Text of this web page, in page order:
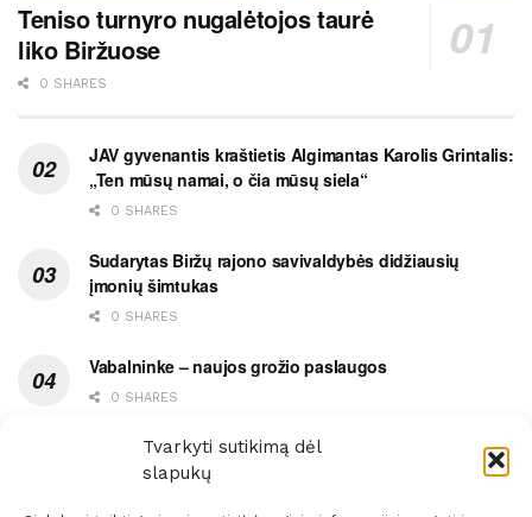
Tvarkyti sutikimą dėl
slapukų
Teniso turnyro nugalėtojos taurė
liko Biržuose
0 SHARES
JAV gyvenantis kraštietis Algimantas Karolis Grintalis:
„Ten mūsų namai, o čia mūsų siela“
0 SHARES
Sudarytas Biržų rajono savivaldybės didžiausių
įmonių šimtukas
0 SHARES
Vabalninke – naujos grožio paslaugos
0 SHARES
Vytauto gatvės grimasos, arba užsitęsusi Biržų gėda
0 SHARES